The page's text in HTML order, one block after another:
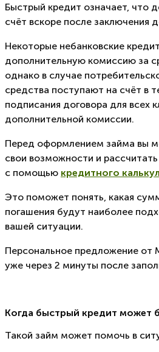
Быстрый кредит означает, что
счёт вскоре после заключения
Некоторые небанковские
дополнительную комиссию за
однако в случае
средства поступают на счёт в
подписания договора для всех
дополнительной комиссии.
Перед оформлением займа вы
свои возможности и
с помощью кредитного
Это поможет понять, какая
погашения будут наиболее
вашей ситуации.
Персональное предложение от
уже через 2 минуты после
Когда быстрый кредит может
Такой займ может помочь в